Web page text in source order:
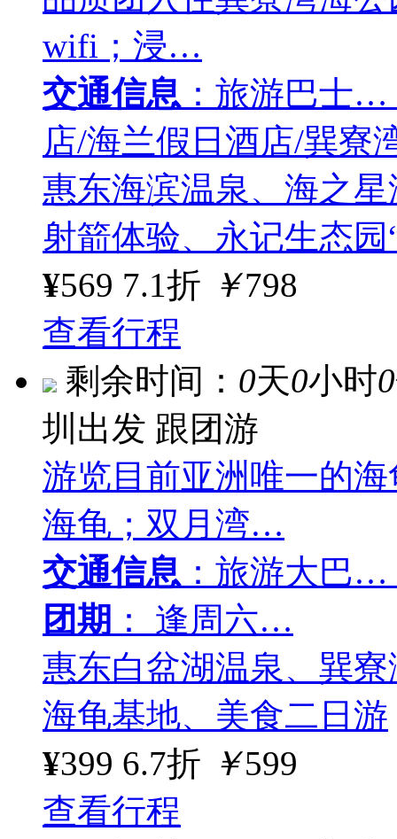
wifi；浸…
交通信息 ：旅游巴士…
店/海兰假日酒店/巽寮
惠东海滨温泉、海之
射箭体验、永记生态
¥569 7.1折 ￥798
查看行程
剩余时间： 0天0小时0
圳出发 跟团游
游览目前亚洲唯一的
海龟；双月湾…
交通信息 ：旅游大巴…
团期 ： 逢周六…
惠东白盆湖温泉、巽
海龟基地、美食二日游
¥399 6.7折 ￥599
查看行程